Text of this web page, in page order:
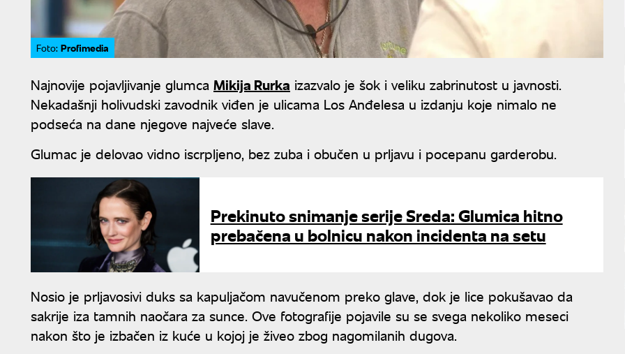
Foto: Profimedia
Najnovije pojavljivanje glumca Mikija Rurka izazvalo je šok i veliku zabrinutost u javnosti.
Nekadašnji holivudski zavodnik viđen je ulicama Los Anđelesa u izdanju koje nimalo ne
podseća na dane njegove najveće slave.
Glumac je delovao vidno iscrpljeno, bez zuba i obučen u prljavu i pocepanu garderobu.
Prekinuto snimanje serije Sreda: Glumica hitno
prebačena u bolnicu nakon incidenta na setu
Nosio je prljavosivi duks sa kapuljačom navučenom preko glave, dok je lice pokušavao da
sakrije iza tamnih naočara za sunce. Ove fotografije pojavile su se svega nekoliko meseci
nakon što je izbačen iz kuće u kojoj je živeo zbog nagomilanih dugova.